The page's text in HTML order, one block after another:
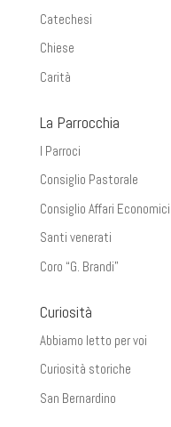
Catechesi
Chiese
Carità
La Parrocchia
I Parroci
Consiglio Pastorale
Consiglio Affari Economici
Santi venerati
Coro “G. Brandi”
Curiosità
Abbiamo letto per voi
Curiosità storiche
San Bernardino